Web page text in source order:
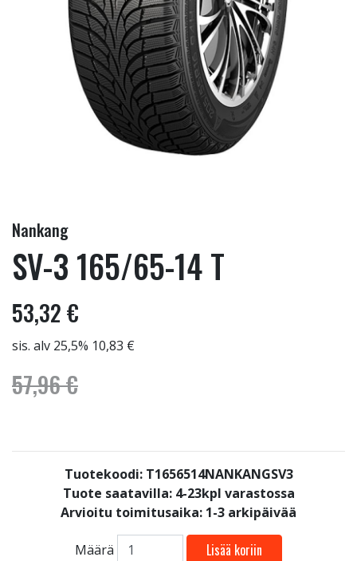
Nankang
SV-3 165/65-14 T
53,32 €
sis. alv 25,5% 10,83 €
57,96 €
Tuotekoodi: T1656514NANKANGSV3
Tuote saatavilla: 4-23kpl varastossa
Arvioitu toimitusaika: 1-3 arkipäivää
Määrä Lisää koriin